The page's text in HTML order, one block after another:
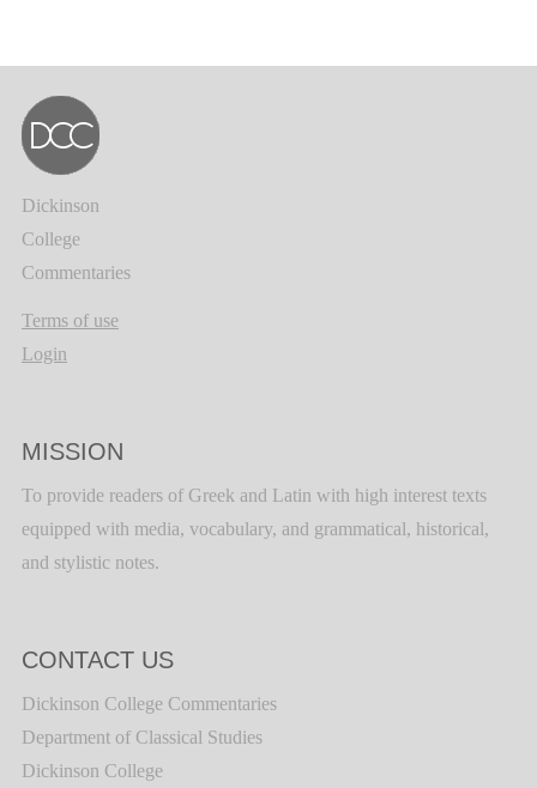
Dickinson
College
Commentaries
Terms of use
Login
MISSION
To provide readers of Greek and Latin with high interest texts
equipped with media, vocabulary, and grammatical, historical,
and stylistic notes.
CONTACT US
Dickinson College Commentaries
Department of Classical Studies
Dickinson College